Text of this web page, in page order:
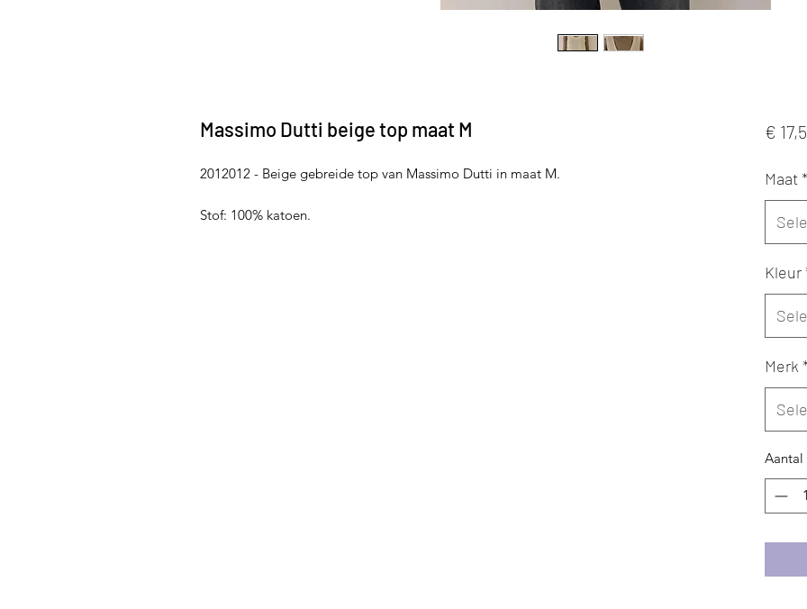
Massimo Dutti beige top maat M
2012012 - Beige gebreide top van Massimo Dutti in maat M.
Stof: 100% katoen.
€
Maat*
Kleur
Merk
Aantal